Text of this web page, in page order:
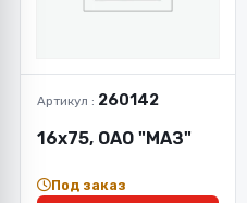
Артикул : 260142
16х75, ОАО "МАЗ"
Под заказ